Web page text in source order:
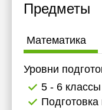
Предметы
Математика
Уровни
5 - 6